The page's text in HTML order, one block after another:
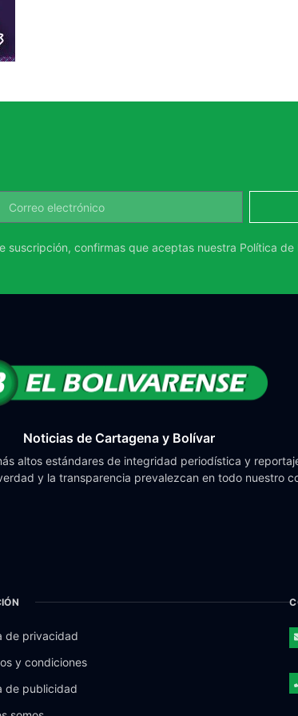
suscripción, confirmas que aceptas nuestra Política de
Noticias de Cartagena y Bolívar
altos estándares de integridad periodística y
y la transparencia prevalezcan en todo nuestro
de privacidad
y condiciones
de publicidad